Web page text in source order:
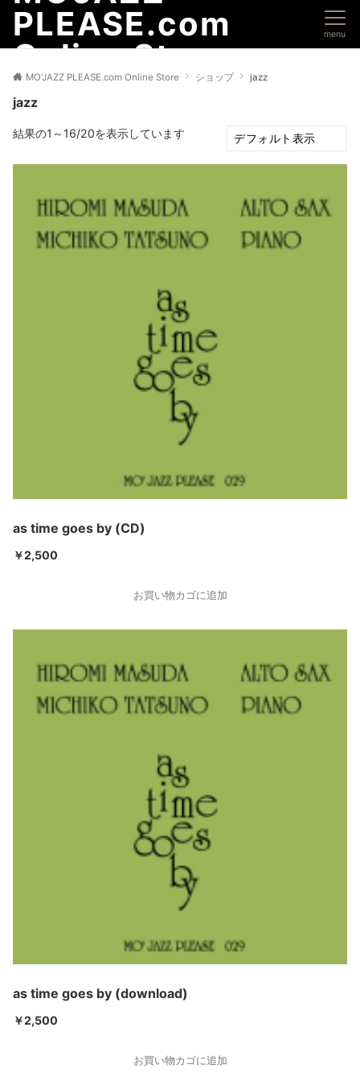
PLEASE.com
Online Store
menu
MO'JAZZ PLEASE.com Online Store ショップ jazz
jazz
結果の1～16/20を表示しています
as time goes by (CD)
￥2,500
お買い物カゴに追加
as time goes by (download)
￥2,500
お買い物カゴに追加